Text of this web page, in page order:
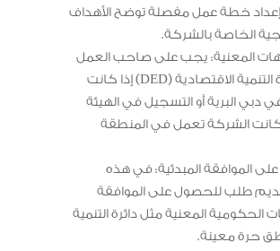
خطة عمل مفصلة توضح الأهداف
الخاصة بالشركة.
المعنية: يجب على صاحب العمل
التسجيل في دائرة التنمية الاقتصادية (DED) إذا كانت
البرية أو التسجيل في الهيئة
الشركة تعمل في المنطقة
الموافقة المبدئية: في هذه
طلب للحصول على الموافقة
الحكومية المعنية مثل دائرة التنمية
حرة معينة.